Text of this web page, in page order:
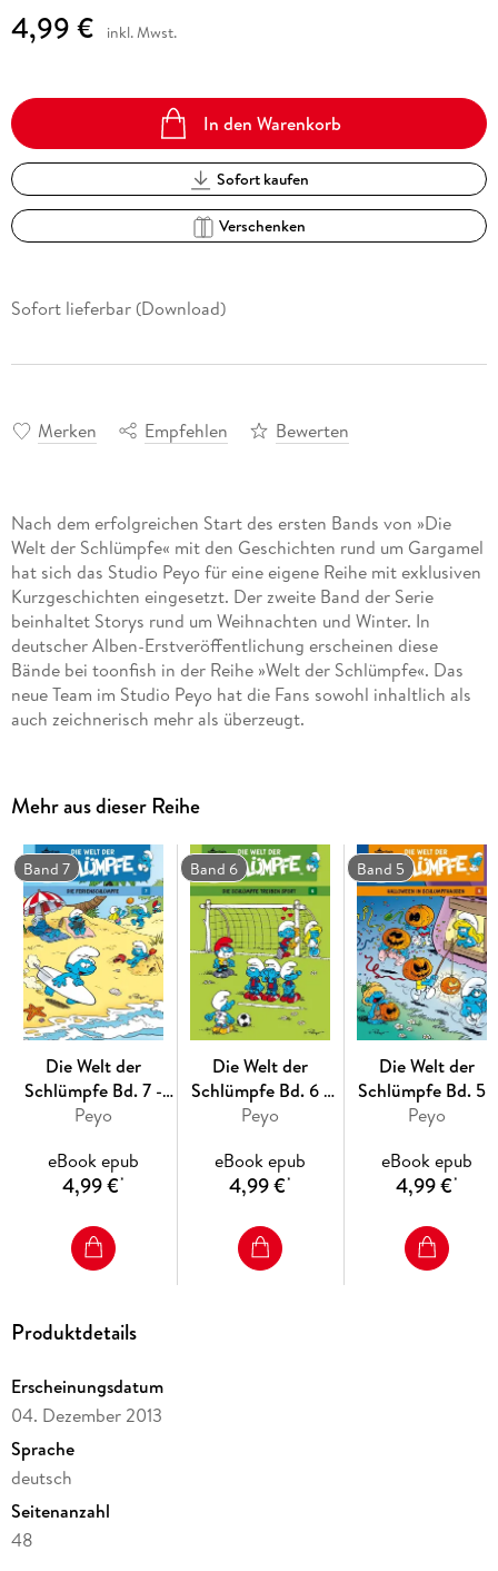
4,99 € inkl. Mwst.
In den Warenkorb
Sofort kaufen
Verschenken
Sofort lieferbar (Download)
Merken Empfehlen Bewerten
Nach dem erfolgreichen Start des ersten Bands von »Die
Welt der Schlümpfe« mit den Geschichten rund um Gargamel
hat sich das Studio Peyo für eine eigene Reihe mit exklusiven
Kurzgeschichten eingesetzt. Der zweite Band der Serie
beinhaltet Storys rund um Weihnachten und Winter. In
deutscher Alben-Erstveröffentlichung erscheinen diese
Bände bei toonfish in der Reihe »Welt der Schlümpfe«. Das
neue Team im Studio Peyo hat die Fans sowohl inhaltlich als
Freut euch also auf die brandneuen Lacher in »Die Welt der
Schlümpfe« Band 2.
Mehr aus dieser Reihe
Band 7
Die Welt der
Schlümpfe Bd. 7 -
Die Ferienschlümpfe
Peyo
eBook epub
4,99 €*
Band 6
Die Welt der
Schlümpfe Bd. 6 -
Die Schlümpfe
Peyo
eBook epub
4,99 €*
Band 5
Die Welt der
Schlümpfe Bd. 5 -
Halloween in
Peyo
eBook epub
4,99 €*
Produktdetails
Erscheinungsdatum
04. Dezember 2013
Sprache
deutsch
Seitenanzahl
48